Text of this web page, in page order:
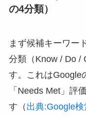
の4分類）
まず候補キーワー
分類（Know / Do /
す。これはGoogle
「Needs Met」評
す（ 出典:Google